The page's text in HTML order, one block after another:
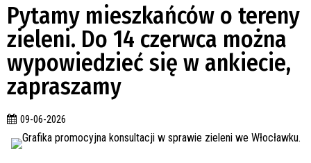
Pytamy mieszkańców o tereny
zieleni. Do 14 czerwca można
wypowiedzieć się w ankiecie,
zapraszamy
09-06-2026